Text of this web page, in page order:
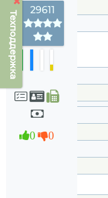
Техподдержка
29611
0 0